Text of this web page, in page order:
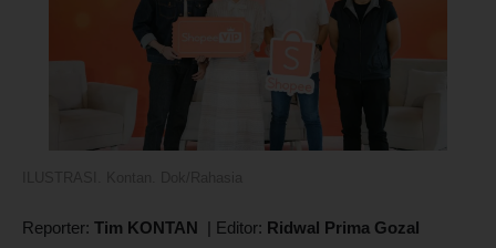
Reporter: Tim KONTAN | Editor: Ridwal Prima Gozal